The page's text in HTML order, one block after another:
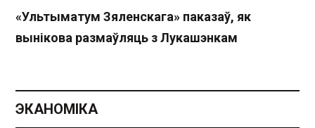
«Ультыматум Зяленскага» паказаў, як
вынікова размаўляць з Лукашэнкам
ЭКАНОМІКА